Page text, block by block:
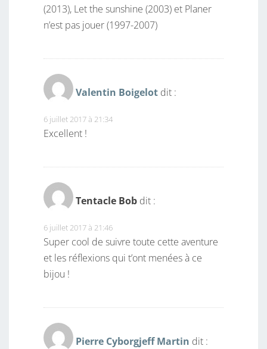
(2013), Let the sunshine (2003) et Planer
n’est pas jouer (1997-2007)
Valentin Boigelot dit :
6 juillet 2017 à 21:34
Excellent !
Tentacle Bob dit :
6 juillet 2017 à 21:46
Super cool de suivre toute cette aventure
et les réflexions qui t’ont menées à ce
bijou !
Pierre Cyborgjeff Martin dit :